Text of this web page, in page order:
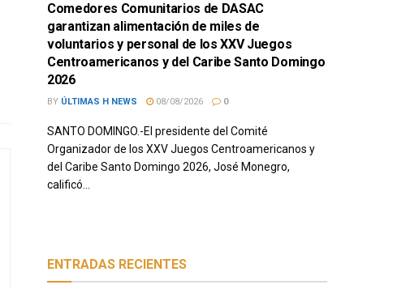
Comedores Comunitarios de DASAC
garantizan alimentación de miles de
voluntarios y personal de los XXV Juegos
Centroamericanos y del Caribe Santo Domingo
2026
BY ÚLTIMAS H NEWS 08/08/2026 0
SANTO DOMINGO.-El presidente del Comité
Organizador de los XXV Juegos Centroamericanos y
del Caribe Santo Domingo 2026, José Monegro,
calificó...
ENTRADAS RECIENTES